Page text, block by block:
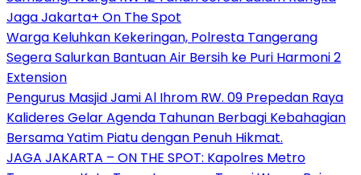
Jaga Jakarta+ On The Spot
Warga Keluhkan Kekeringan, Polresta Tangerang
Segera Salurkan Bantuan Air Bersih ke Puri Harmoni 2
Extension
Pengurus Masjid Jami Al Ihrom RW. 09 Prepedan Raya
Kalideres Gelar Agenda Tahunan Berbagi Kebahagian
Bersama Yatim Piatu dengan Penuh Hikmat.
JAGA JAKARTA – ON THE SPOT: Kapolres Metro